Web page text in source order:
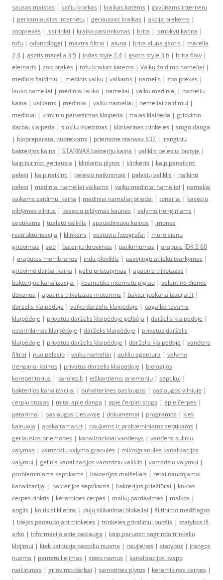
sausas maistas | kačių kraikas | kraikas katėms | gyvūnams internetu
| perkamiausios internetu | geriausias kraikas | akcija prekems |
zooprekės | issirinkti | kraiko pasirinkimas | brita | ismokyti katina |
tofu | odontologai | maxtra filtrai | aluna | brita aluna ąsotis | marella
2,4 | ąsotis marella 3,5 | indas style 2,4 | ąsotis style 3,6 | brita flow |
elemaris | zoo prekes | tofu kraikas katėms | Vaikų žaidimo nameliai |
medinis žaidimui | medinis vaiku | vaikams | namelis | zoo prekes |
lauko nameliai | mediniai lauko | nameliai | vaiku mediniai | nameliu
kaina | vaikams | mediniai | vaiku nameliai | nemeliai zaidimui |
mediniai | kroviniu pervezimas klaipeda | tralas klaipeda | griovimo
darbai klaipeda | siukliu isvezimas | klinkerines trinkeles | stogo danga
| biopreparatai nuotekoms | priemone starwax 637 | irenginiu
bakterijos kaina | STARWAX bakteriju kaina | valiklis pelesiui buityje |
kaip isirinkti geriausia | klinkerio plytos | klinkeris | kaip panaikinti
pelesi | kaip naikinti | pelesio naikinimas | pelesių valiklis | naikinti
pelesi | mediniai nameliai vaikams | vaiku mediniai nameliai | nameliai
vaikams zaidimui kaina | mediniai nameliai priedai | toneriai | kaseciu
pildymas vilnius | kaseciu pildymas kaunas | valymo įrenginiams |
septikams | tualeto valiklis | spausdintuvu kainos | imones
restrukturizacija | klinkeris | vestuviu fotografai | muro sienu
griovimas | seo | bateriju ikrovimas | patikimumas | orapute JDK S 60
| oraputes membranos | indu ploviklis | pavojingu atlieku tvarkymas |
griovimo darbai kaina | geliu pristatymas | apatinis trikotazas |
bakterijos kanalizacijai | kosmetika internetu pigiau | valentino dienos
dovanos | apatinis trikotazas moterims | bakterijoskanalizacijai.lt |
darzelis klaipedoje | vaiku darzelis klaipedoje | pagalba tėvams
klaipėdoje | privatus darželis klaipėdoje gelbėja | darželis klaipėdoje |
pasirinkimas klaipėdoje | darželis klaipėdoje | privatus darželis
klaipėdoje | privatus darželis klaipėdoje | darželis klaipėdoje | vandens
filtrai | nuo pelesio | vaiku nameliai | aukliu agentura | valymo
irenginiai kainos | privatus darzelis klaipedoje | biologijos
korepetitorius | paroles.lt | ieškantiems priemonių | septikui |
bakterijos kanalizacijai | buhalterines paslaugos | paslaugos vilniuje |
cerpiu stogas | mitai apie dangą | apie čerpinį stogą | apie čerpes |
patarimai | paslaugos Lietuvoje | dokumentai | programos | kiek
kainuoja | apskaitaman.lt | naujiems ir probleminiams septikams |
geriausios priemones | kanalizaciniai vandenys | vandens suliniu
valymas | vamzdziu valymo granules | mikrogranules kanalizacijos
valymui | gelinis kanalizacijos vamzdziu valiklis | vamzdziu valymui |
probleminiams septikams | bakterijos maišeliais | retai naudojamai
kanalizacijai | bakterijos septikams | bakterijos priežiūrai | kokias
cerpes rinktis | keramines cerpes | malkų pardavimas | malkos |
anglis | ko tikisi klientai | dujų silikatiniai blokeliai | šiltinimo medžiagos
| idėjos panaudojant trinkeles | trinkelės grindiniui puošia | statybos iš
arko | informacija apie paslaugą | kaip paruosti pagrinda trinkeliu
klojimui | kiek kainuoja pastoliu nuoma | naujienos | statybos | įrangos
nuoma | pamatu liejimas | stato namus | kanalizacijos kvapo
naikinimas | griovimo darbai | samotines plytos | keramikines cerpes |